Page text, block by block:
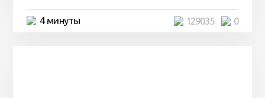
4 минуты 0
129035